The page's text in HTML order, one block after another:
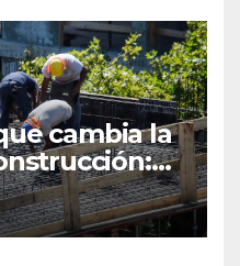
cambia la
reales y